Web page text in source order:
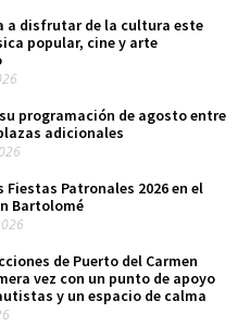
a disfrutar de la cultura este
popular, cine y arte
programación de agosto entre
adicionales
Fiestas Patronales 2026 en el
Bartolomé
de Puerto del Carmen
vez con un punto de apoyo
y un espacio de calma